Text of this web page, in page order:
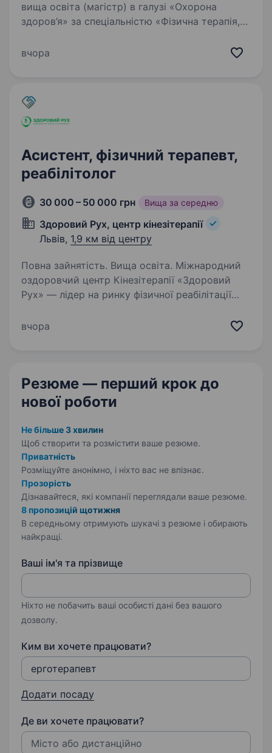
вища освіта (магістр) в галузі «Охорона
здоров’я» за спеціальністю «Фізична терапія,
у галузі знань «Охорона здоров’я»
вчора
Асистент, фізичний терапевт,
реабілітолог
30 000 – 50 000 грн Вища за середню
Здоровий Рух, центр кінезітерапії
Львів, 1,9 км від центру
Повна зайнятість. Вища освіта. Міжнародний
оздоровчий центр Кінезітерапії «Здоровий
Рух» — лідер на ринку фізичної реабілітації
Польща (м. Варшава), та ОАЕ (м. Дубаї). За 11
вчора
Резюме — перший крок до
нової роботи
Не більше 3 хвилин
Щоб створити та розмістити ваше резюме.
Приватність
Розміщуйте анонімно, і ніхто вас не впізнає.
Прозорість
Дізнавайтеся, які компанії переглядали ваше резюме.
8 пропозицій щотижня
В середньому отримують шукачі з резюме і обирають
найкращі.
Ваші ім'я та прізвище
Ніхто не побачить ваші особисті дані без вашого
дозволу.
Ким ви хочете працювати?
Додати посаду
Де ви хочете працювати?